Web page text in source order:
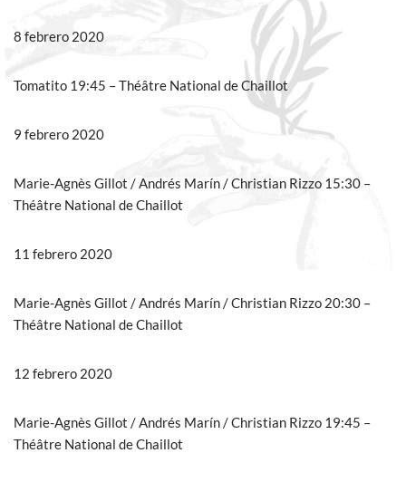
8 febrero 2020
Tomatito 19:45 – Théâtre National de Chaillot
9 febrero 2020
Marie-Agnès Gillot / Andrés Marín / Christian Rizzo 15:30 –
Théâtre National de Chaillot
11 febrero 2020
Marie-Agnès Gillot / Andrés Marín / Christian Rizzo 20:30 –
Théâtre National de Chaillot
12 febrero 2020
Marie-Agnès Gillot / Andrés Marín / Christian Rizzo 19:45 –
Théâtre National de Chaillot